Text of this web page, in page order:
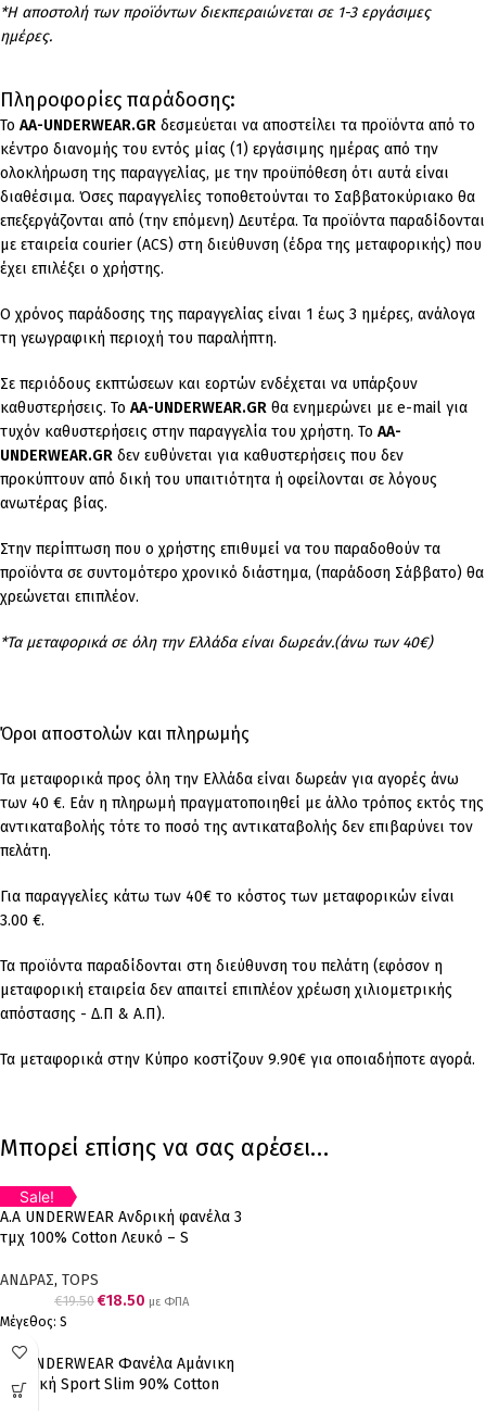
*Η αποστολή των προϊόντων διεκπεραιώνεται σε 1-3 εργάσιμες
ημέρες.
Πληροφορίες παράδοσης:
To AA-UNDERWEAR.GR δεσμεύεται να αποστείλει τα προϊόντα από το
κέντρο διανομής του εντός μίας (1) εργάσιμης ημέρας από την
ολοκλήρωση της παραγγελίας, με την προϋπόθεση ότι αυτά είναι
διαθέσιμα. Όσες παραγγελίες τοποθετούνται το Σαββατοκύριακο θα
επεξεργάζονται από (την επόμενη) Δευτέρα. Τα προϊόντα παραδίδονται
με εταιρεία courier (ACS) στη διεύθυνση (έδρα της μεταφορικής) που
έχει επιλέξει ο χρήστης.
Ο χρόνος παράδοσης της παραγγελίας είναι 1 έως 3 ημέρες, ανάλογα
τη γεωγραφική περιοχή του παραλήπτη.
Σε περιόδους εκπτώσεων και εορτών ενδέχεται να υπάρξουν
καθυστερήσεις. Το AA-UNDERWEAR.GR θα ενημερώνει με e-mail για
τυχόν καθυστερήσεις στην παραγγελία του χρήστη. Το AA-
UNDERWEAR.GR δεν ευθύνεται για καθυστερήσεις που δεν
προκύπτουν από δική του υπαιτιότητα ή οφείλονται σε λόγους
ανωτέρας βίας.
Στην περίπτωση που ο χρήστης επιθυμεί να του παραδοθούν τα
προϊόντα σε συντομότερο χρονικό διάστημα, (παράδοση Σάββατο) θα
χρεώνεται επιπλέον.
*Τα μεταφορικά σε όλη την Ελλάδα είναι δωρεάν.(άνω των 40€)
Όροι αποστολών και πληρωμής
Τα μεταφορικά προς όλη την Ελλάδα είναι δωρεάν για αγορές άνω
των 40 €. Εάν η πληρωμή πραγματοποιηθεί με άλλο τρόπος εκτός της
αντικαταβολής τότε το ποσό της αντικαταβολής δεν επιβαρύνει τον
πελάτη.
Για παραγγελίες κάτω των 40€ το κόστος των μεταφορικών είναι
3.00 €.
Τα προϊόντα παραδίδονται στη διεύθυνση του πελάτη (εφόσον η
μεταφορική εταιρεία δεν απαιτεί επιπλέον χρέωση χιλιομετρικής
απόστασης - Δ.Π & Α.Π).
Τα μεταφορικά στην Κύπρο κοστίζουν 9.90€ για οποιαδήποτε αγορά.
Μπορεί επίσης να σας αρέσει…
Sale!
5
%
Save€1.00
Α.A UNDERWEAR Ανδρική φανέλα 3
τμχ 100% Cotton Λευκό – S
ΑΝΔΡΑΣ, TOPS
€19.50 €18.50 με ΦΠΑ
Μέγεθος: S
Α.A UNDERWEAR Φανέλα Αμάνικη
Ανδρική Sport Slim 90% Cotton